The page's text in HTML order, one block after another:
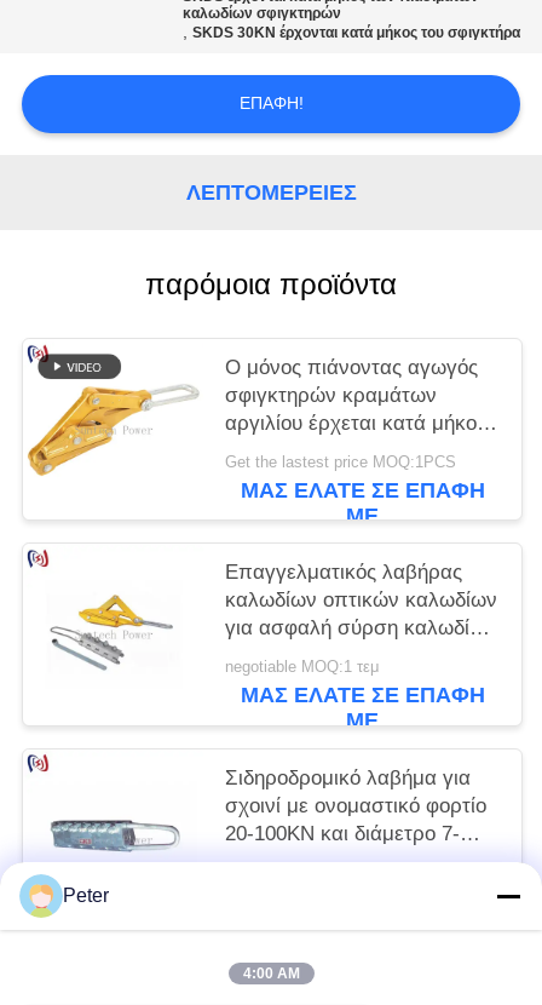
καλωδίων σφιγκτηρών
,SKDS 30KN έρχονται κατά μήκος του σφιγκτήρα
ΕΠΑΦΉ!
ΛΕΠΤΟΜΈΡΕΙΕΣ
παρόμοια προϊόντα
Ο μόνος πιάνοντας αγωγός
σφιγκτηρών κραμάτων
αργιλίου έρχεται κατά μήκος
15KN
Get the lastest price MOQ:1PCS
ΜΑΣ ΕΛΆΤΕ ΣΕ ΕΠΑΦΉ
ΜΕ
Επαγγελματικός λαβήρας
καλωδίων οπτικών καλωδίων
για ασφαλή σύρση καλωδίων
οπτικών ινών με διάμετρο
καλωδίων 8-20 mm και
ονομαστικό φορτίο 16-25KN
negotiable MOQ:1 τεμ
ΜΑΣ ΕΛΆΤΕ ΣΕ ΕΠΑΦΉ
ΜΕ
Σιδηροδρομικό λαβήμα για
σχοινί με ονομαστικό φορτίο
20-100KN και διάμετρο 7-
24mm για ασφαλή ανύψωση
ΜΕ
Peter
4:00 AM